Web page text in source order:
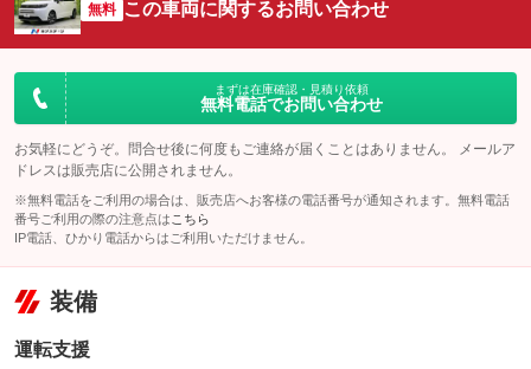
無料 この車両に関するお問い合わせ
まずは在庫確認・見積り依頼
無料電話でお問い合わせ
お気軽にどうぞ。問合せ後に何度もご連絡が届くことはありません。 メールア
ドレスは販売店に公開されません。
※無料電話をご利用の場合は、販売店へお客様の電話番号が通知されます。無料電話
番号ご利用の際の注意点は こちら
IP電話、ひかり電話からはご利用いただけません。
装備
運転支援